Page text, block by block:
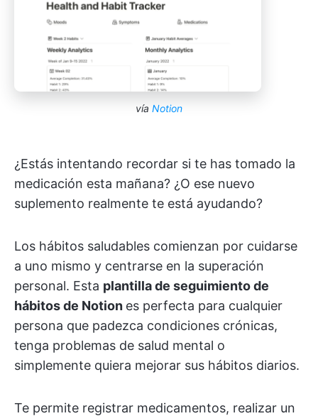
vía Notion
¿Estás intentando recordar si te has tomado la
medicación esta mañana? ¿O ese nuevo
suplemento realmente te está ayudando?
Los hábitos saludables comienzan por cuidarse
a uno mismo y centrarse en la superación
personal. Esta plantilla de seguimiento de
hábitos de Notion es perfecta para cualquier
persona que padezca condiciones crónicas,
tenga problemas de salud mental o
simplemente quiera mejorar sus hábitos diarios.
Te permite registrar medicamentos, realizar un